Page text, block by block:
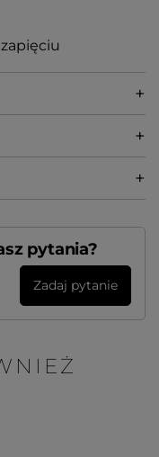
pytania?
Zadaj pytanie